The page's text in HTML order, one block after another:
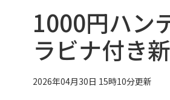
1000円ハン
ラビナ付き
2026年04月30日 15時10分更新